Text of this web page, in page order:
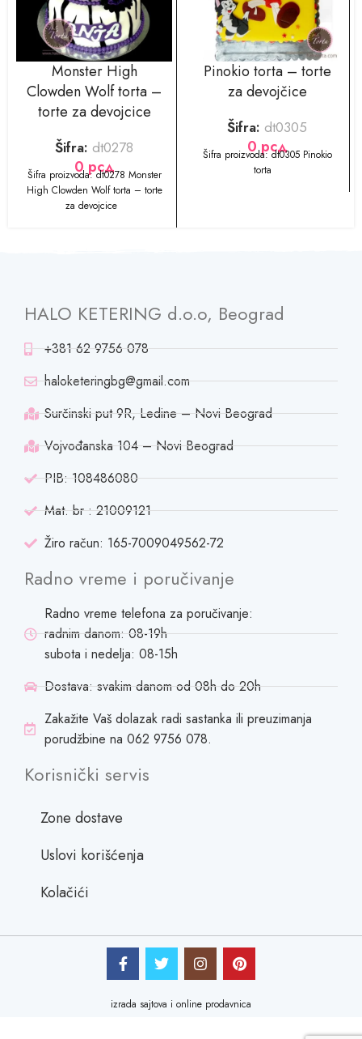
Monster High
Clowden Wolf torta –
torte za devojcice
Šifra: dt0278
0 рсд
​​​​Šifra proizvoda: dt0278 Monster
High Clowden Wolf torta – torte
za devojcice
Pinokio torta – torte
za devojčice
Šifra: dt0305
0рсд
​​​​Šifra proizvoda: dt0305 Pinokio
torta
HALO KETERING d.o.o, Beograd
+381 62 9756 078
haloketeringbg@gmail.com
Surčinski put 9R, Ledine – Novi Beograd
Vojvođanska 104 – Novi Beograd
PIB: 108486080
Mat. br : 21009121
Žiro račun: 165-7009049562-72
Radno vreme i poručivanje
Radno vreme telefona za poručivanje:
radnim danom: 08-19h
subota i nedelja: 08-15h
Dostava: svakim danom od 08h do 20h
Zakažite Vaš dolazak radi sastanka ili preuzimanja
porudžbine na 062 9756 078.
Korisnički servis
Zone dostave
Uslovi korišćenja
Kolačići
izrada sajtova i online prodavnica